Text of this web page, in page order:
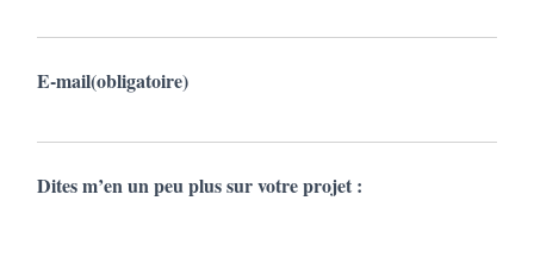
E-mail(obligatoire)
Dites m’en un peu plus sur votre projet :